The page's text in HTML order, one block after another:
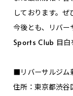
しております。ぜ
今後とも、リバ
Sports Club 目白
■リバーサルジム
住所：東京都渋谷